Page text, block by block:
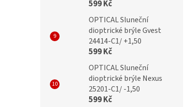
599 Kč
OPTICAL Sluneční
dioptrické brýle Gvest
24414-C1/ +1,50
599 Kč
OPTICAL Sluneční
dioptrické brýle Nexus
25201-C1/ -1,50
599 Kč